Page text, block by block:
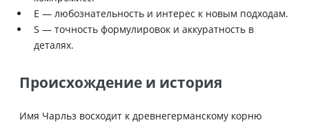
E — любознательность и интерес к новым подходам.
S — точность формулировок и аккуратность в
деталях.
Происхождение и история
Имя Чарльз восходит к древнегерманскому корню